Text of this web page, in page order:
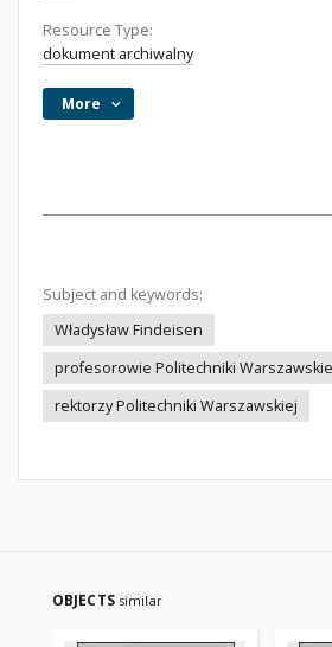
Resource Type:
dokument archiwalny
More
Subject and keywords:
Władysław Findeisen
profesorowie Politechniki
rektorzy Politechniki Warszawskiej
OBJECTS similar